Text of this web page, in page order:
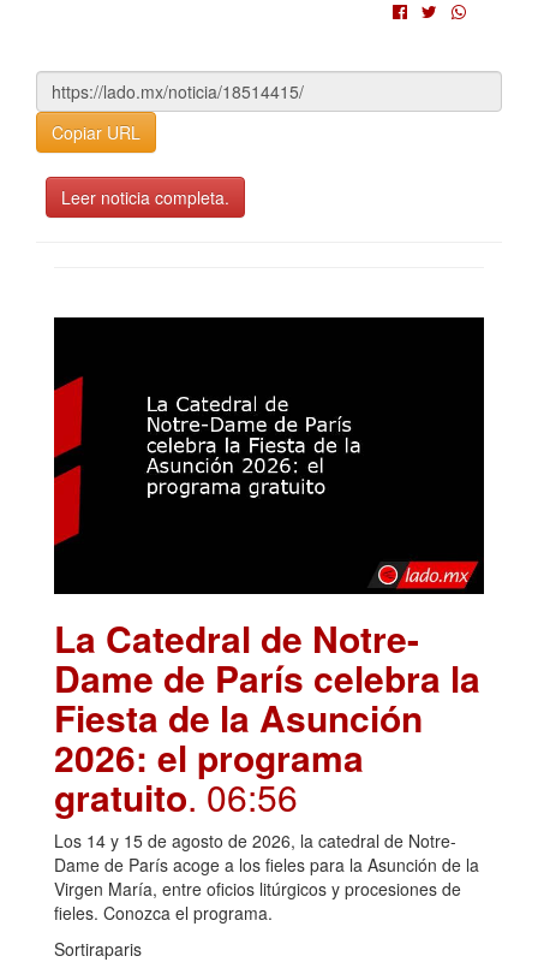
Copiar URL
Leer noticia completa.
La Catedral de Notre-
Dame de París celebra la
Fiesta de la Asunción
2026: el programa
gratuito. 06:56
Los 14 y 15 de agosto de 2026, la catedral de Notre-
Dame de París acoge a los fieles para la Asunción de la
Virgen María, entre oficios litúrgicos y procesiones de
fieles. Conozca el programa.
Sortiraparis